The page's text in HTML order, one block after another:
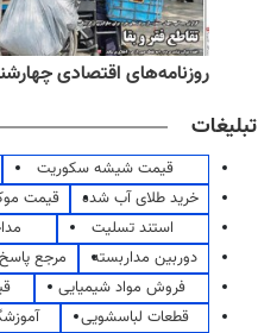
روزنامه‌های اقتصادی چهارشنبه ۱۴ مرداد
تبلیغات
قیمت شیشه سکوریت
خرید طلای آب شده
قیمت
استند تسلیت
دوربین مداربسته
مرجع
فروش مواد شیمیایی
قطعات لباسشویی